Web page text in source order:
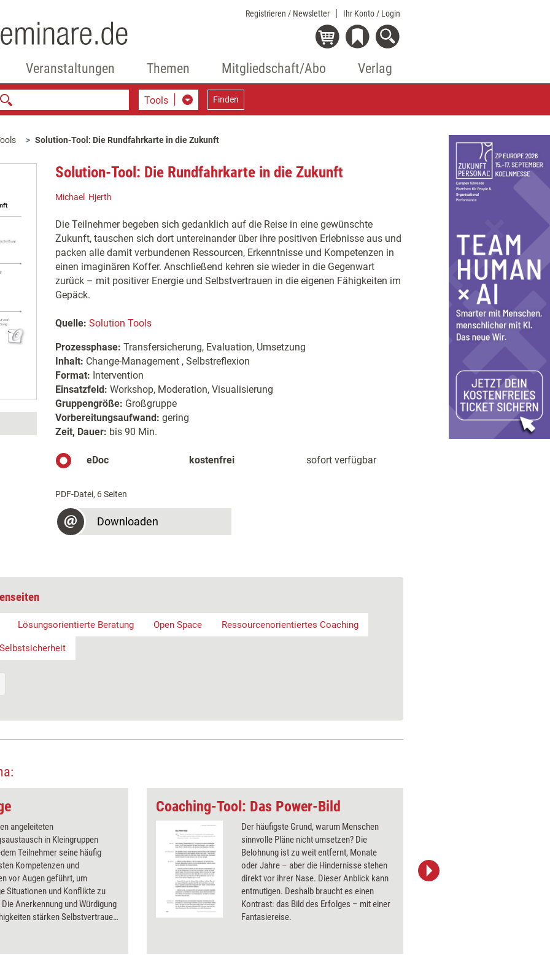
Registrieren / Newsletter Ihr Konto / Login
Veranstaltungen Themen Mitgliedschaft/Abo Verlag
Tools Finden
Solution-Tool: Die Rundfahrkarte in die Zukunft
Solution-Tool: Die Rundfahrkarte in die Zukunft
Michael Hjerth
Die Teilnehmer begeben sich gedanklich auf die Reise in eine gewünschte
Zukunft, tauschen sich dort untereinander über ihre positiven Erlebnisse aus und
packen alle damit verbundenen Ressourcen, Erkenntnisse und Kompetenzen in
einen imaginären Koffer. Anschließend kehren sie wieder in die Gegenwart
zurück – mit positiver Energie und Selbstvertrauen in die eigenen Fähigkeiten im
Gepäck.
Quelle: Solution Tools
Prozessphase: Transfersicherung, Evaluation, Umsetzung
Inhalt: Change-Management , Selbstreflexion
Format: Intervention
Einsatzfeld: Workshop, Moderation, Visualisierung
Gruppengröße: Großgruppe
Vorbereitungsaufwand: gering
Zeit, Dauer: bis 90 Min.
eDoc kostenfrei sofort verfügbar
PDF-Datei, 6 Seiten
Downloaden
Lösungsorientierte Beratung Open Space Ressourcenorientiertes Coaching
Selbstsicherheit
angeleiteten
in Kleingruppen
Teilnehmer seine häufig
Kompetenzen und
vor Augen geführt, um
Situationen und Konflikte zu
Anerkennung und Würdigung
stärken Selbstvertrauen
Coaching-Tool: Das Power-Bild
Der häufigste Grund, warum Menschen
sinnvolle Pläne nicht umsetzen? Die
Belohnung ist zu weit entfernt, Monate
oder Jahre – aber die Hindernisse stehen
direkt vor ihrer Nase. Dieser Anblick kann
entmutigen. Deshalb braucht es einen
Kontrast: das Bild des Erfolges – mit einer
Fantasiereise.